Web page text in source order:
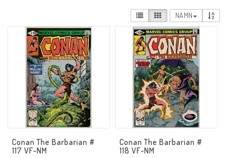
Musik
Mynt och Sedlar
Samlar- och Spelkort
Samlartillbehör
NAMN
Conan The Barbarian #
117 VF-NM
Conan The Barbarian #
118 VF-NM